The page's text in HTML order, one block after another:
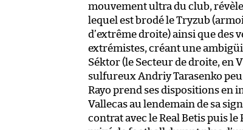
mouvement ultra du club,
lequel est brodé le Tryzub
d’extrême droite) ainsi que des
extrémistes, créant une
Séktor (le Secteur de droite, en
sulfureux Andriy Tarasenko
Rayo prend ses dispositions en
Vallecas au lendemain de sa
contrat avec le Real Betis puis